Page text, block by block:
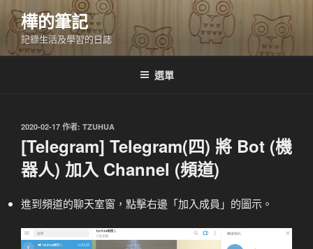
要
樺的筆記
記錄生活及學習的日誌
選單
發
佈
2020-02-17 作者: TZUHUA
[Telegram] Telegram(四) 將 Bot (機
器人) 加入 Channel (頻道)
進到頻道的聊天室窗，點擊右邊「加入成員」的圖示。